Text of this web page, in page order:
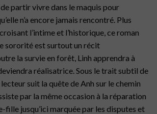
partir vivre dans le maquis pour
n’a encore jamais rencontré. Plus
l’intime et l’historique, ce roman
sororité est surtout un récit
la survie en forêt, Linh apprendra à
réalisatrice. Sous le trait subtil de
suit la quête de Anh sur le chemin
par la même occasion à la réparation
fille jusqu’ici marquée par les disputes et